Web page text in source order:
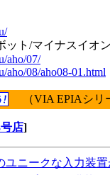
ト/マイナスイオ
aho/07/
aho/08/aho08-01.html
（VIA EPIAシリ
店]
ユニークな入力装